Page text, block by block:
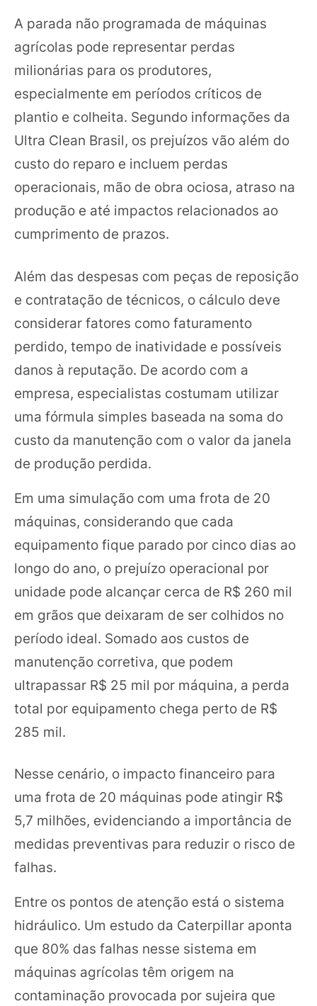
A parada não programada de máquinas
agrícolas pode representar perdas
milionárias para os produtores,
especialmente em períodos críticos de
plantio e colheita. Segundo informações da
Ultra Clean Brasil, os prejuízos vão além do
custo do reparo e incluem perdas
operacionais, mão de obra ociosa, atraso na
produção e até impactos relacionados ao
cumprimento de prazos.
Além das despesas com peças de reposição
e contratação de técnicos, o cálculo deve
considerar fatores como faturamento
perdido, tempo de inatividade e possíveis
danos à reputação. De acordo com a
empresa, especialistas costumam utilizar
uma fórmula simples baseada na soma do
custo da manutenção com o valor da janela
de produção perdida.
Em uma simulação com uma frota de 20
máquinas, considerando que cada
equipamento fique parado por cinco dias ao
longo do ano, o prejuízo operacional por
unidade pode alcançar cerca de R$ 260 mil
em grãos que deixaram de ser colhidos no
período ideal. Somado aos custos de
manutenção corretiva, que podem
ultrapassar R$ 25 mil por máquina, a perda
total por equipamento chega perto de R$
285 mil.
Nesse cenário, o impacto financeiro para
uma frota de 20 máquinas pode atingir R$
5,7 milhões, evidenciando a importância de
medidas preventivas para reduzir o risco de
falhas.
Entre os pontos de atenção está o sistema
hidráulico. Um estudo da Caterpillar aponta
que 80% das falhas nesse sistema em
máquinas agrícolas têm origem na
contaminação provocada por sujeira que